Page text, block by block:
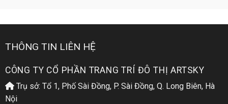
THÔNG TIN LIÊN HỆ
CÔNG TY CỔ PHẦN TRANG TRÍ ĐÔ THỊ ARTSKY
Trụ sở: Tổ 1, Phố Sài Đồng, P. Sài Đồng, Q. Long Biên, Hà
Nội